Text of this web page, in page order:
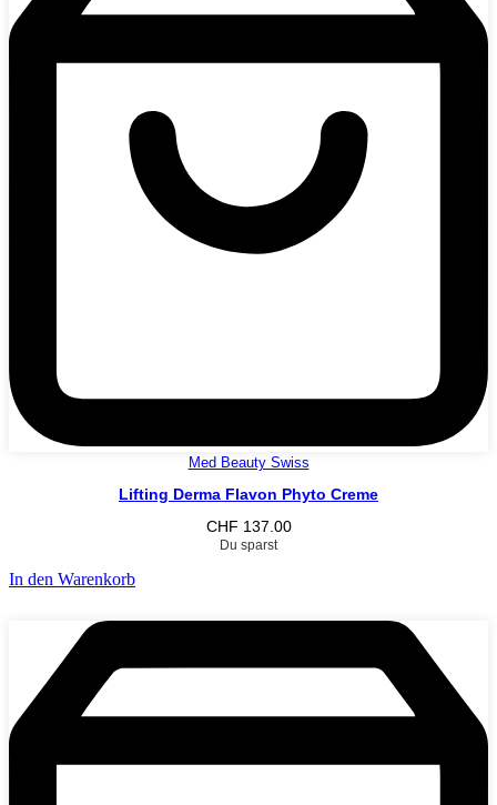
Med Beauty Swiss
Lifting Derma Flavon Phyto Creme
CHF 137.00
Du sparst
In den Warenkorb